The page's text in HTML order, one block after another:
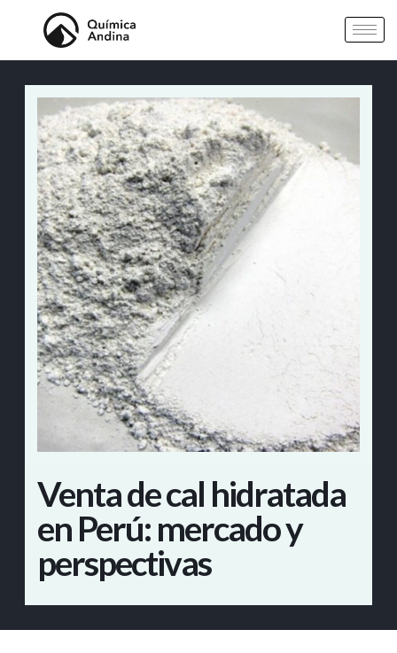
Venta de cal hidratada
en Perú: mercado y
perspectivas